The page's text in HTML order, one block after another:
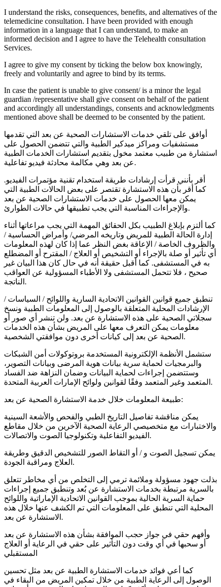
I understand the risks, consequences, benefits, and alternatives of the
telemedicine consultation. I have been provided with enough
information in a language that I can understand, to make an
informed decision and I agree to have the Telehealth consultation
Services.
I agree to give my consent by ticking the below box knowingly,
freely and voluntarily and agree to bind by its terms.
In case the patient is unable to give consent/ is a minor the legal
guardian /representative shall give consent on behalf of the patient
and accordingly all understandings, consents and acknowledgments
mentioned above shall be deemed to be consented by the patient.
أوافق على تلقي خدمات الاستشارات الصحية عن بعد التي تقدمها
مستشفيات ومراكز ميدكير الطبية والتي تتضمن الحصول على
استشارة من طبيب معتمد مخول بتقديم استشارات الخدمات الطبية
عن بعد وهي مكالمة محادثة فيديو تفاعلية.
أقر بأنني قرأت إرشادات طريقة استخدام تقنية مؤتمرات الفيديو.
كما أقر بأن هذه الاستشارة تقتصر على بعض الحالات الطبية التي
يمكن معها الحصول على خدمات الاستشارات الصحية عن بعد
والإجراءات المناسبة التي يجب تطبيقها في حالات الطوارئ.
كما ألتزم بإبلاغ الطبيب بكل الحقائق المهمة التي يجب مراعاتها أثناء
إدارة الحالة الطبية للمريض وتاريخه المرضي/ وأمراض الحساسية /
والظروف الخاصة / الإعاقة بغض النظر عما إذا كان لهذه المعلومات
أي تأثير أو صلة بالإجراء أو التشخيص أو العلاج / المقترح أو المضطلع
به في المستشفى. كما أقبل حقيقة أنه في حال كان هذا البيان غير
صحيح ، فلا تتحمل المستشفى ولا الأطباء المسؤولية عن العواقب
الناتجة.
تنطبق جميع قوانين القوانين الاتحادية السارية واللوائح / السياسات /
الإرشادات المحلية المتعلقة بالوصول إلى المعلومات الطبية ونسخ
سجلاتي الصحية على هذه الاستشارة عن بعد. ولن تنشر أي صور أو
معلومات يمكن التعرف معها على المريض بشأن هذه الخدمات
الصحية عن بعد إلى كيانات أخرى دون موافقتي الشخصية.
ستشمل الأنظمة الإلكترونية المستخدمة بروتوكولات أمن الشبكات
والبرمجيات لحماية سرية بيانات هوية المرضى وبيانات التصوير،
وستتضمن إجراءات لحماية البيانات وضمان النزاهة ضد الفساد
المتعمد وغير المتعمد وفقًا لقوانين ولوائح الإمارات العربية المتحدة.
طبيعة المعلومات خلال خدمة الاستشارة الصحية عن بعد:
يمكن مناقشة تفاصيل التاريخ الطبي والفحص والأشعة السينية
والاختبارات مع متخصيصي الرعاية الصحية الآخرين من خلال مقاطع
الفيديو التفاعلية وتكنولوجيا الصوت والاتصالات.
يمكن تسجيل الصوت و / أو التقاط الصور للتشخيص الدقيق وطريقة
العلاج ومراقبة الجودة.
بذلت جهود مسؤولة وملائمة ترمي إلى التخلص من أي مخاطر تتعلق
بالسرية مرتبطة بخدمات الاستشارة عن بُعد وتنطبق جميع إجراءات
حماية السرية الحالية بموجب القوانين الاتحادية الإماراتية واللوائح
المحلية التي تنطبق على المعلومات التي تم الكشف عنها خلال هذه
الاستشارة عن بعد.
وأفهم حقي في جواز حجب الموافقة بشأن هذه الاستشارة عن بعد
أو سحبها في أي وقت دون التأثير على حقي في الرعاية أو العلاج
المستقبلي
كما أعي فوائد خدمات الاستشارة الطبية عن بعد مثل تحسين
الوصول إلى الرعاية الطبية من خلال تمكين المريض من البقاء في